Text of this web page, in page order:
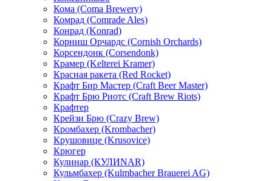
Кома (Coma Brewery)
Комрад (Comrade Ales)
Конрад (Konrad)
Корниш Орчардс (Cornish Orchards)
Корсендонк (Corsendonk)
Крамер (Kelterei Kramer)
Красная ракета (Red Rocket)
Крафт Бир Мастер (Craft Beer Master)
Крафт Брю Риотс (Craft Brew Riots)
Крафтер
Крейзи Брю (Crazy Brew)
Кромбахер (Krombacher)
Крушовице (Krusovice)
Крюгер
Кулинар (КУЛИNAR)
Кульмбахер (Kulmbacher Brauerei AG)